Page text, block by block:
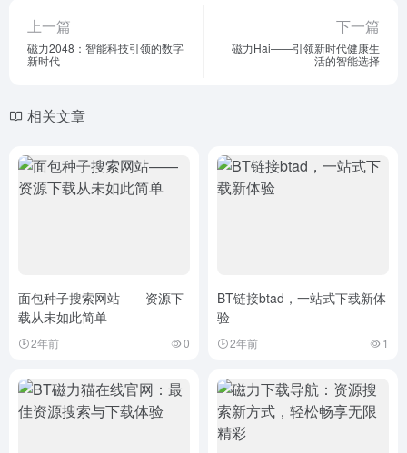
上一篇
磁力2048：智能科技引领的数字
新时代
下一篇
磁力Hai——引领新时代健康生
活的智能选择
相关文章
面包种子搜索网站——资源下
载从未如此简单
2年前 0
BT链接btad，一站式下载新体
验
2年前 1